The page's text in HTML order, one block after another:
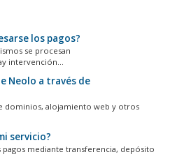
los pagos?
se procesan
intervención...
Neolo a través de
dominios, alojamiento web y otros
servicio?
mediante transferencia, depósito